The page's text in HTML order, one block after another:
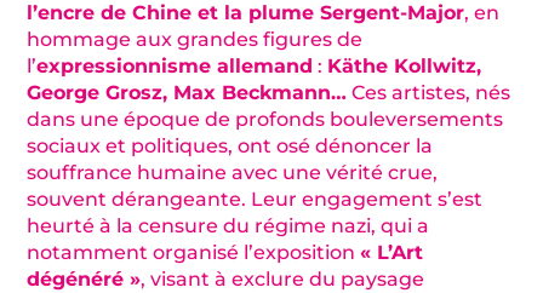
l’encre de Chine et la plume Sergent-Major, en
hommage aux grandes figures de
l’expressionnisme allemand : Käthe Kollwitz,
George Grosz, Max Beckmann… Ces artistes, nés
dans une époque de profonds bouleversements
sociaux et politiques, ont osé dénoncer la
souffrance humaine avec une vérité crue,
souvent dérangeante. Leur engagement s’est
heurté à la censure du régime nazi, qui a
notamment organisé l’exposition« L’Art
dégénéré », visant à exclure du paysage